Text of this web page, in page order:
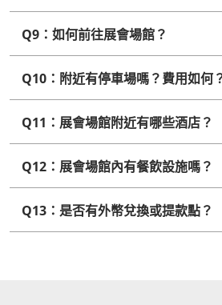
Q9：如何前往展會場館？
Q10：附近有停車場嗎？費用如何
Q11：展會場館附近有哪些酒店？
Q12：展會場館內有餐飲設施嗎？
Q13：是否有外幣兌換或提款點？